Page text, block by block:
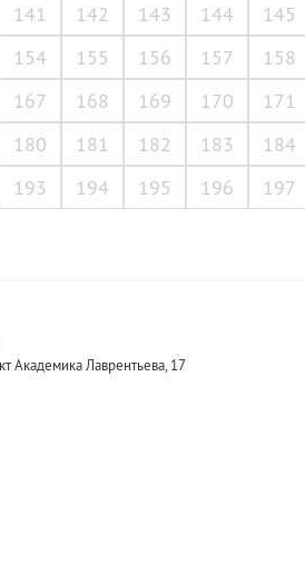
141 142 143 144
145
154 155 156 157
158
167 168 169 170
171
180 181 182 183
184
193 194 195 196
197
Академика Лаврентьева, 17